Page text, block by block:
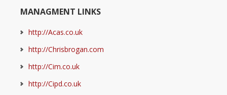
MANAGMENT LINKS
http://Acas.co.uk
http://Chrisbrogan.com
http://Cim.co.uk
http://Cipd.co.uk